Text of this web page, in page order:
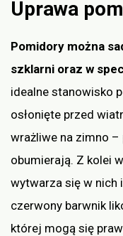
Uprawa
Pomidory można
szklarni oraz w
idealne stanowisko
osłonięte przed
wrażliwe na zimno –
obumierają. Z kolei
wytwarza się w nich
czerwony barwnik
której mogą się